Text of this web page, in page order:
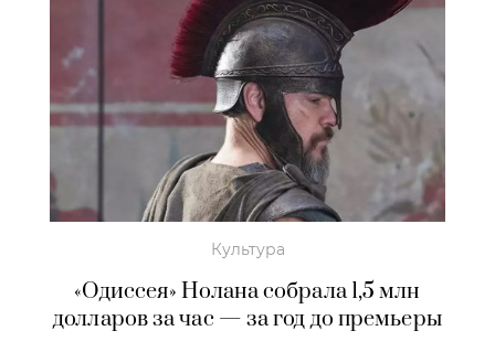
Культура
«Одиссея» Нолана собрала 1,5 млн
долларов за час — за год до премьеры